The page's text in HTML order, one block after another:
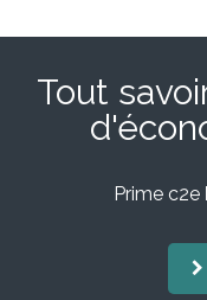
Tout
Prime c2e